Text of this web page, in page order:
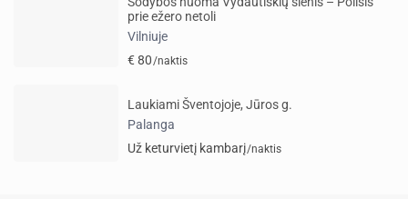
prie ežero netoli
Vilniuje
€ 80/naktis
Laukiami Šventojoje, Jūros g.
Palanga
Už keturvietį kambarį/naktis